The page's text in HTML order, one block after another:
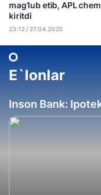
mag‘lub etib, APL
kiritdi
23:12 / 27.04.2025
E`lonlar
Inson Bank: